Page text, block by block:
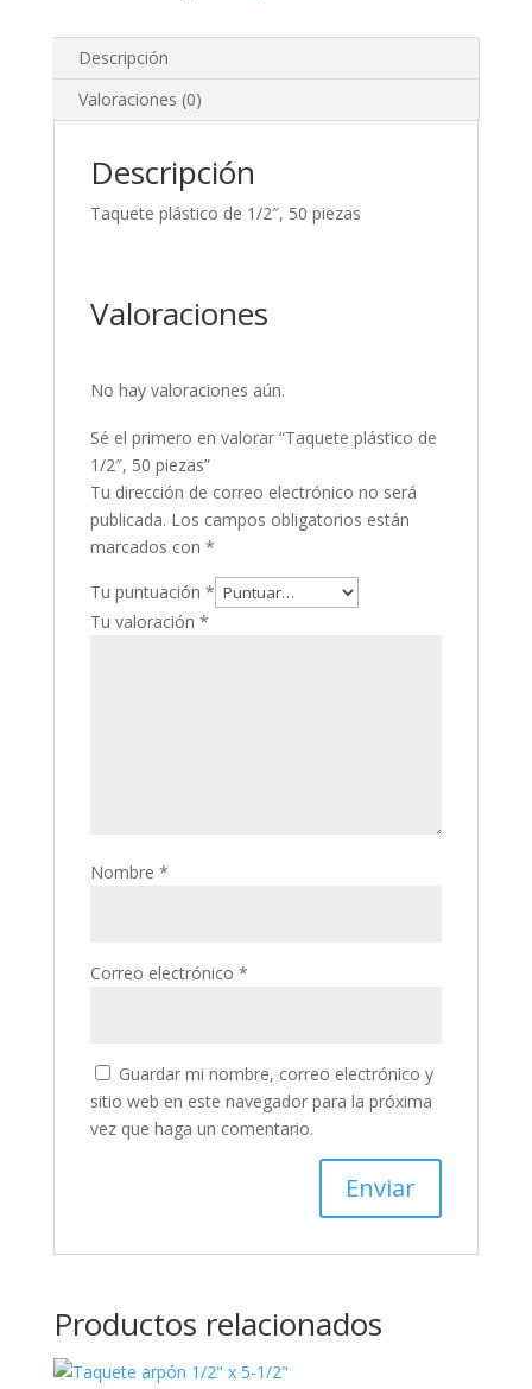
Descripción
Valoraciones (0)
Descripción
Taquete plástico de 1/2″, 50 piezas
Valoraciones
No hay valoraciones aún.
Sé el primero en valorar “Taquete plástico de
1/2″, 50 piezas”
Tu dirección de correo electrónico no será
publicada. Los campos obligatorios están
marcados con *
Tu puntuación *
Tu valoración *
Nombre *
Correo electrónico *
Guardar mi nombre, correo electrónico y
sitio web en este navegador para la próxima
vez que haga un comentario.
Productos relacionados